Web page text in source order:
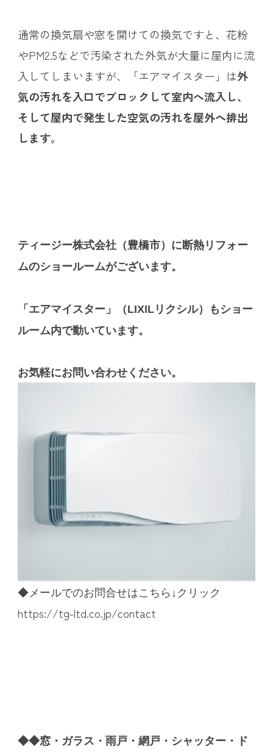
通常の換気扇や窓を開けての換気ですと、花粉
やPM2.5などで汚染された外気が大量に屋内に流
入してしまいますが、「エアマイスター」は外
気の汚れを入口でブロックして室内へ流入し、
そして屋内で発生した空気の汚れを屋外へ排出
します。
ティージー株式会社（豊橋市）に断熱リフォー
ムのショールームがございます。
「エアマイスター」（LIXILリクシル）もショー
ルーム内で動いています。
お気軽にお問い合わせください。
◆メールでのお問合せはこちら↓クリック
https://tg-ltd.co.jp/contact
◆◆窓・ガラス・雨戸・網戸・シャッター・ド